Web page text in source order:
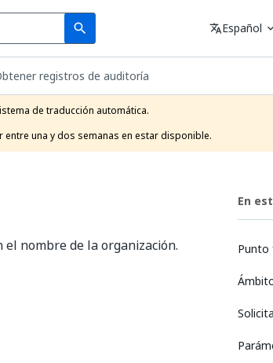
search
Search Idioma
translateEspañol expand_more
registros de auditoría
de traducción automática.
una y dos semanas en estar disponible.
nombre de la organización.
En
Punto